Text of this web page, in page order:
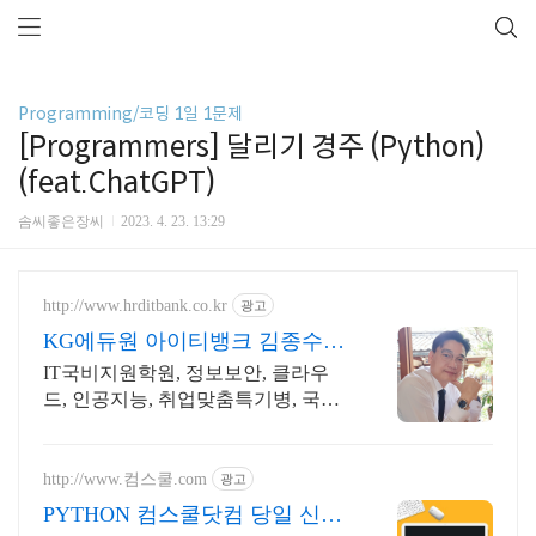
Programming/코딩 1일 1문제
[Programmers] 달리기 경주 (Python)
(feat.ChatGPT)
솜씨좋은장씨 2023. 4. 23. 13:29
http://www.hrditbank.co.kr 광고
KG에듀원 아이티뱅크 김종수
27년경력전문가 IT취업상담
IT국비지원학원, 정보보안, 클라우
드, 인공지능, 취업맞춤특기병, 국비
http://www.컴스쿨.com 광고
PYTHON 컴스쿨닷컴 당일 신청